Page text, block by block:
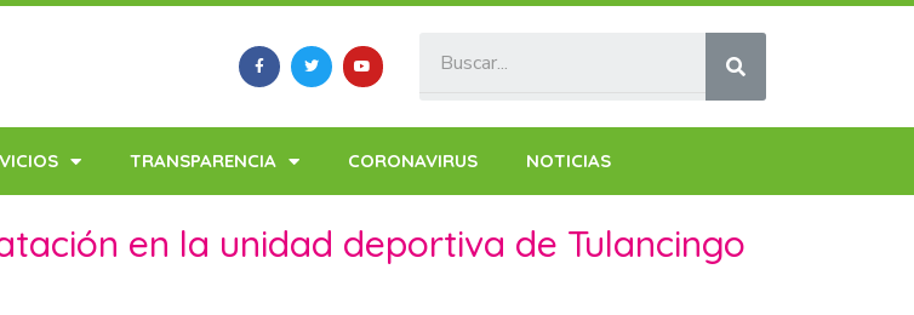
TRANSPARENCIA CORONAVIRUS NOTICIAS
en la unidad deportiva de Tulancingo